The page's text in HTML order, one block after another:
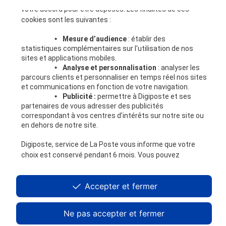
votre accord pour être déposés. Les finalités de ces
cookies sont les suivantes :
• Mesure d’audience : établir des
statistiques complémentaires sur l'utilisation de nos
sites et applications mobiles.
•
Analyse et personnalisation : analyser les
parcours clients et personnaliser en temps réel nos sites
et communications en fonction de votre navigation.
•
Publicité : permettre à Digiposte et ses
partenaires de vous adresser des publicités
correspondant à vos centres d’intérêts sur notre site ou
en dehors de notre site.
Digiposte, service de La Poste vous informe que votre
choix est conservé pendant 6 mois. Vous pouvez
d'informations vianotre politique de cookies.
Ne pas accepter et fermer
Accepter et fermer
Digiposte
Notre expertise RH
Nos engagements
Nous rejoindre
Partenaires
Devenir partenaire
Ressources
A la une
Blog
Livres blancs
Les APIs Digiposte
Questions fréquentes
Souscrire à une offre
Accéder à l'aide dédiée aux salariés détenant un coffre